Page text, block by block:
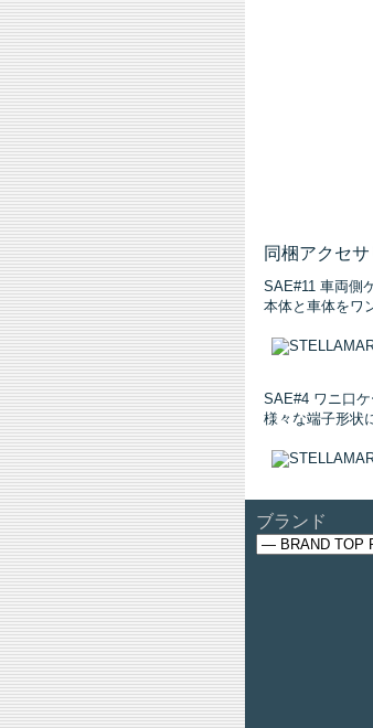
同梱アクセサ
SAE#11 車両側
本体と車体をワ
SAE#4 ワニ口
様々な端子形状
ブランド